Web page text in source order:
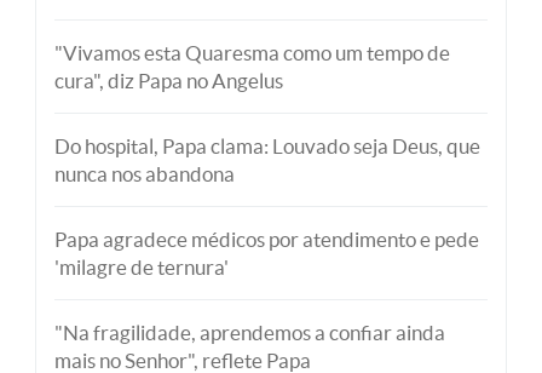
"Vivamos esta Quaresma como um tempo de
cura", diz Papa no Angelus
Do hospital, Papa clama: Louvado seja Deus, que
nunca nos abandona
Papa agradece médicos por atendimento e pede
'milagre de ternura'
"Na fragilidade, aprendemos a confiar ainda
mais no Senhor", reflete Papa